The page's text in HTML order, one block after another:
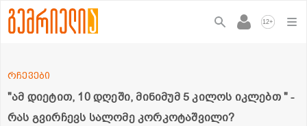
12+
"ამ დიეტით, 10 დღეში, მინიმუმ 5 კილოს იკლებთ " -
რას გვირჩევს სალომე კორკოტაშვილი?
რჩევები